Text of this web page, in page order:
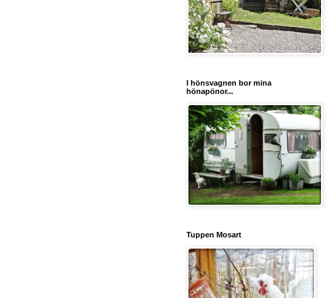
I hönsvagnen bor mina
hönapönor...
Tuppen Mosart